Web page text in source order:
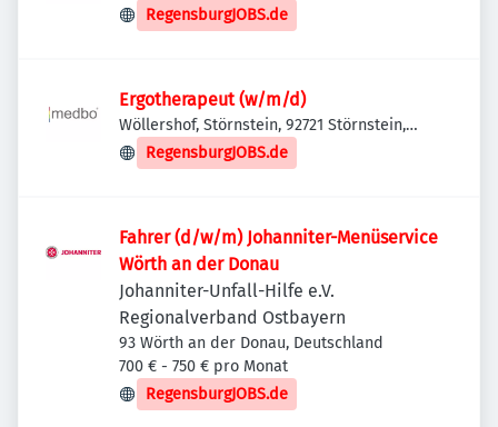
Deutschland
RegensburgJOBS.de
Ergotherapeut (w/m/d)
Wöllershof, Störnstein, 92721 Störnstein,
Deutschland
RegensburgJOBS.de
Fahrer (d/w/m) Johanniter-Menüservice
Wörth an der Donau
Johanniter-Unfall-Hilfe e.V.
Regionalverband Ostbayern
93 Wörth an der Donau, Deutschland
700 € - 750 € pro Monat
RegensburgJOBS.de